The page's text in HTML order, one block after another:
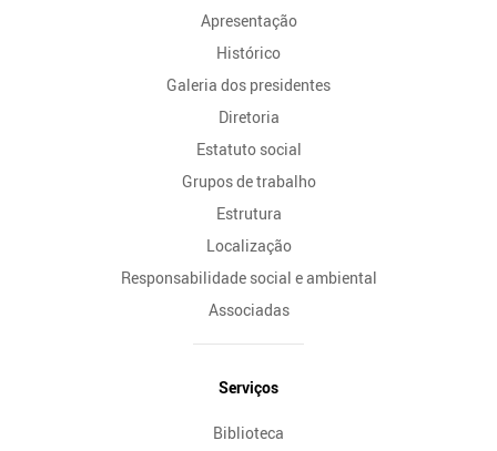
Apresentação
Histórico
Galeria dos presidentes
Diretoria
Estatuto social
Grupos de trabalho
Estrutura
Localização
Responsabilidade social e ambiental
Associadas
Serviços
Biblioteca